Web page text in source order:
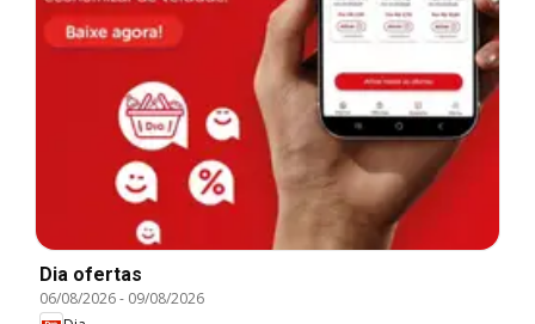
Dia ofertas
06/08/2026- 09/08/2026